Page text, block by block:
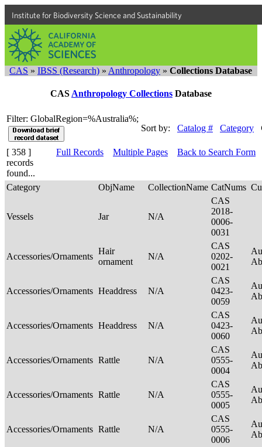
Institute for Biodiversity Science and Sustainability
CAS » IBSS (Research) » Anthropology » Collections Database
CAS Anthropology Collections Database
Filter: GlobalRegion=%Australia%;
Sort by:
Catalog # Category
[ 358 ]
records
found...
Full Records Multiple Pages Back to Search Form
Category ObjName CollectionName CatNums
Vessels Jar N/A
CAS
2018-
0006-
0031
Accessories/Ornaments
Hair
ornament
N/A
CAS
0202-
0021
Accessories/Ornaments Headdress N/A
CAS
0423-
0059
Accessories/Ornaments Headdress N/A
CAS
0423-
0060
Accessories/Ornaments Rattle N/A
CAS
0555-
0004
Accessories/Ornaments Rattle N/A
CAS
0555-
0005
Accessories/Ornaments Rattle N/A
CAS
0555-
0006